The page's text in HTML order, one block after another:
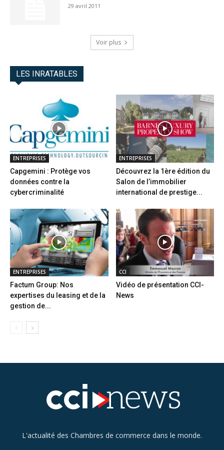
29 avril 2011
Voir plus
LES INRATABLES
ENTREPRISES
Capgemini : Protège vos
données contre la
cybercriminalité
ENTREPRISES
Découvrez la 1ère édition du
Salon de l’immobilier
international de prestige...
ENTREPRISES
Factum Group: Nos
expertises du leasing et de la
gestion de...
CCI
Vidéo de présentation CCI-
News
L'actualité des Chambres de commerce dans le monde.